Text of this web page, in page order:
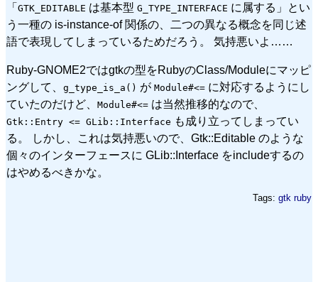
「 GTK_EDITABLE は基本型 G_TYPE_INTERFACE に属する」とい
う一種の is-instance-of 関係の、二つの異なる概念を同じ述
語で表現してしまっているためだろう。 気持悪いよ……
Ruby-GNOME2ではgtkの型をRubyのClass/Moduleにマッピ
ングして、 g_type_is_a() が Module#<= に対応するようにし
ていたのだけど、 Module#<= は当然推移的なので、
Gtk::Entry <= GLib::Interface も成り立ってしまってい
る。 しかし、これは気持悪いので、Gtk::Editable のような
個々のインターフェースに GLib::Interface をincludeするの
はやめるべきかな。
Tags: gtk ruby